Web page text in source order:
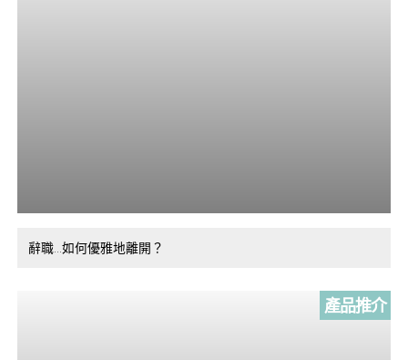
辭職…如何優雅地離開？
產品推介